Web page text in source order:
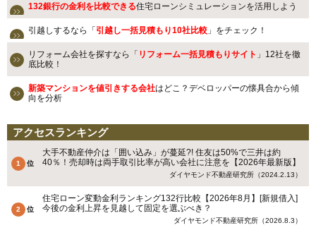
132銀行の金利を比較できる住宅ローンシミュレーションを活用しよう
引越しするなら「 引越し一括見積もり10社比較 」をチェック！
リフォーム会社を探すなら「 リフォーム一括見積もりサイト 」12社を徹
底比較！
新築マンションを値引きする会社はどこ？デベロッパーの懐具合から傾
向を分析
アクセスランキング
大手不動産仲介は「囲い込み」が蔓延?! 住友は50%で三井は約
40％！売却時は両手取引比率が高い会社に注意を【2026年最新版】
ダイヤモンド不動産研究所（2024.2.13）
住宅ローン変動金利ランキング132行比較【2026年8月】[新規借入]
今後の金利上昇を見越して固定を選ぶべき？
ダイヤモンド不動産研究所（2026.8.3）